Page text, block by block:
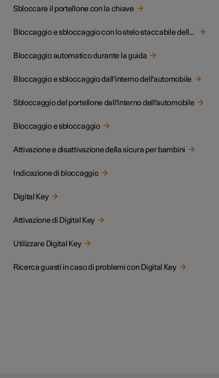
Sbloccare il portellone con la chiave
Bloccaggio e sbloccaggio con lo stelo staccabile della chiave
Bloccaggio automatico durante la guida
Bloccaggio e sbloccaggio dall'interno dell'automobile
Sbloccaggio del portellone dall'interno dell'automobile
Bloccaggio e sbloccaggio
Attivazione e disattivazione della sicura per bambini
Indicazione di bloccaggio
Digital Key
Attivazione di Digital Key
Utilizzare Digital Key
Ricerca guasti in caso di problemi con Digital Key